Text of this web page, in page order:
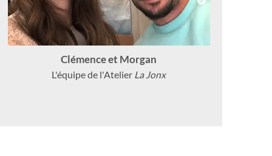
Clémence et Morgan
L'équipe de l'Atelier La Jonx